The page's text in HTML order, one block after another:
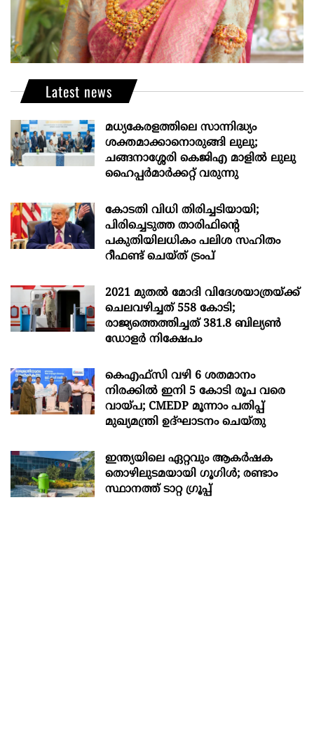
Latest news
മധ്യകേരളത്തിലെ സാന്നിദ്ധ്യം
ശക്തമാക്കാനൊരുങ്ങി ലുലു;
ചങ്ങനാശ്ശേരി കെജിഎ മാളിൽ ലുലു
ഹൈപ്പർമാർക്കറ്റ് വരുന്നു
കോടതി വിധി തിരിച്ചടിയായി;
പിരിച്ചെടുത്ത താരിഫിന്‍റെ
പകുതിയിലധികം പലിശ സഹിതം
റീഫണ്ട് ചെയ്ത് ട്രംപ്
2021 മുതൽ മോദി വിദേശയാത്രയ്ക്ക്
ചെലവഴിച്ചത് 558 കോടി;
രാജ്യത്തെത്തിച്ചത് 381.8 ബില്യൺ
ഡോളർ നിക്ഷേപം
കെഎഫ്സി വഴി 6 ശതമാനം
നിരക്കിൽ ഇനി 5 കോടി രൂപ വരെ
വായ്പ; CMEDP മൂന്നാം പതിപ്പ്
മുഖ്യമന്ത്രി ഉദ്ഘാടനം ചെയ്തു
ഇന്ത്യയിലെ ഏറ്റവും ആകര്‍ഷക
തൊഴിലുടമയായി ഗൂഗിള്‍; രണ്ടാം
സ്ഥാനത്ത് ടാറ്റ ഗ്രൂപ്പ്